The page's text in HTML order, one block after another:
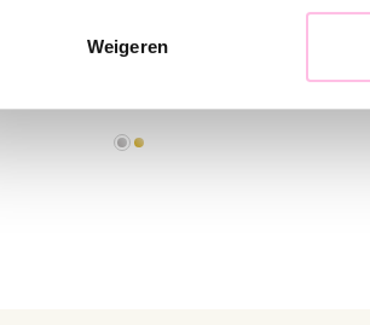
Weigeren
RVS creolen lang hart - zilver